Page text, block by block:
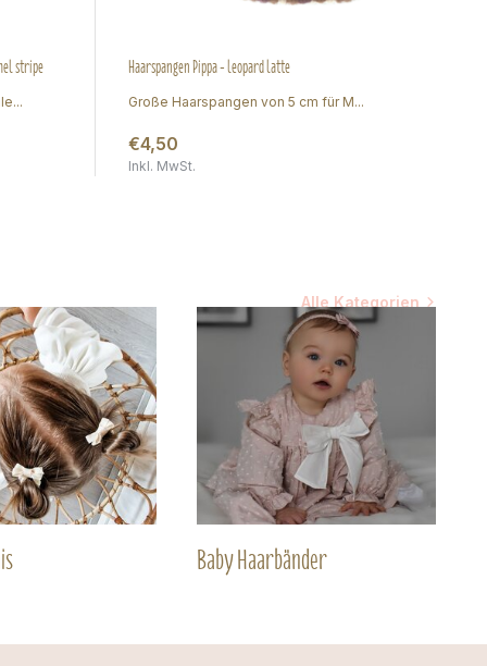
stripe Haarspangen Pippa - leopard latte
Große Haarspangen von 5 cm für M...
€4,50
Inkl. MwSt.
Alle Kategorien
Baby Haarbänder